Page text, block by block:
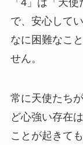
で、安心して
なに困難なこ
せん。
常に天使たち
ど心強い存在
ことが起きて